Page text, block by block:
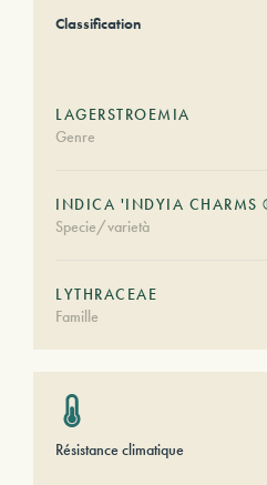
Classification
LAGERSTROEMIA
Genre
INDICA 'INDYIA CHARMS
Specie/varietà
LYTHRACEAE
Famille
Résistance climatique